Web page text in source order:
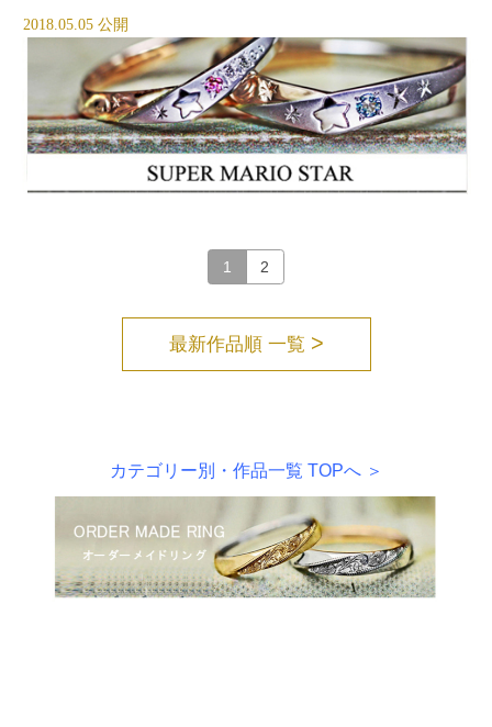
2018.05.05 公開
1 2
最新作品順 一覧 >
カテゴリー別・作品一覧 TOPへ ＞